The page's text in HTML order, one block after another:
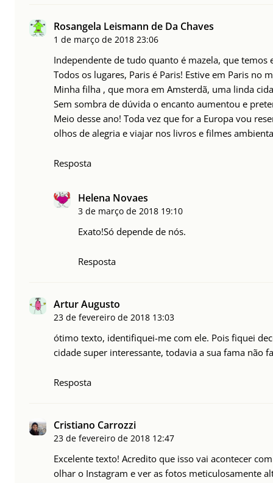
Rosangela Leismann de Da Chaves
1 de março de 2018 23:06
Independente de tudo quanto é mazela, que temos
Todos os lugares, Paris é Paris! Estive em Paris no
Minha filha , que mora em Amsterdã, uma linda
Sem sombra de dúvida o encanto aumentou e
Meio desse ano! Toda vez que for a Europa vou
olhos de alegria e viajar nos livros e filmes
Resposta
Helena Novaes
3 de março de 2018 19:10
Exato!Só depende de nós.
Resposta
Artur Augusto
23 de fevereiro de 2018 13:03
ótimo texto, identifiquei-me com ele. Pois fiquei
cidade super interessante, todavia a sua fama não
Resposta
Cristiano Carrozzi
23 de fevereiro de 2018 12:47
Excelente texto! Acredito que isso vai acontecer
olhar o Instagram e ver as fotos meticulosamente